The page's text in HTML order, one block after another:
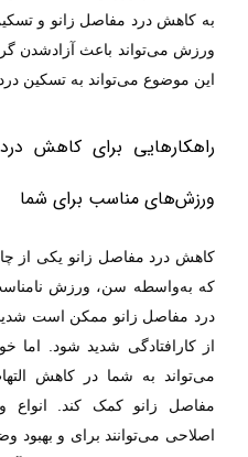
به کاهش درد مفاصل زانو و
ورزش می‌تواند باعث آزادشدن
این موضوع می‌تواند به تسکین
راهکارهایی برای کاهش
ورزش‌های مناسب برای شما
کاهش درد مفاصل زانو یکی از
که به‌واسطه سن، ورزش
درد مفاصل زانو ممکن است
از کارافتادگی شدید شود. اما
می‌تواند به شما در کاهش
مفاصل زانو کمک کند.
اصلاحی می‌توانند برای و بهبود